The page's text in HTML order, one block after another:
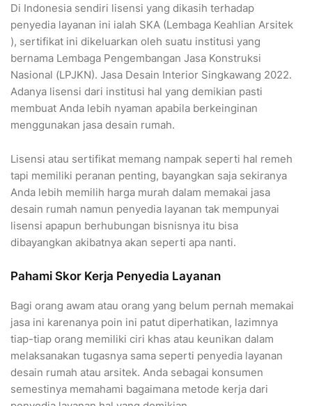
Di Indonesia sendiri lisensi yang dikasih terhadap
penyedia layanan ini ialah SKA (Lembaga Keahlian Arsitek
), sertifikat ini dikeluarkan oleh suatu institusi yang
bernama Lembaga Pengembangan Jasa Konstruksi
Nasional (LPJKN). Jasa Desain Interior Singkawang 2022.
Adanya lisensi dari institusi hal yang demikian pasti
membuat Anda lebih nyaman apabila berkeinginan
menggunakan jasa desain rumah.
Lisensi atau sertifikat memang nampak seperti hal remeh
tapi memiliki peranan penting, bayangkan saja sekiranya
Anda lebih memilih harga murah dalam memakai jasa
desain rumah namun penyedia layanan tak mempunyai
lisensi apapun berhubungan bisnisnya itu bisa
dibayangkan akibatnya akan seperti apa nanti.
Pahami Skor Kerja Penyedia Layanan
Bagi orang awam atau orang yang belum pernah memakai
jasa ini karenanya poin ini patut diperhatikan, lazimnya
tiap-tiap orang memiliki ciri khas atau keunikan dalam
melaksanakan tugasnya sama seperti penyedia layanan
desain rumah atau arsitek. Anda sebagai konsumen
semestinya memahami bagaimana metode kerja dari